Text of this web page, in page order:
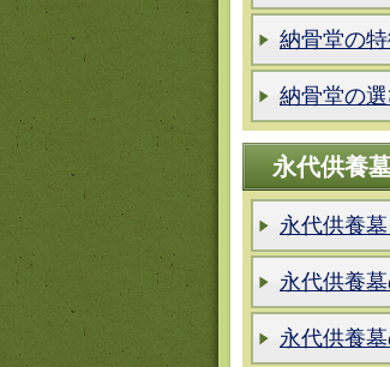
納骨堂の
納骨堂の
永代供養
永代供養
永代供養
永代供養